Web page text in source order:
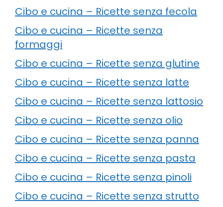
Cibo e cucina – Ricette senza fecola
Cibo e cucina – Ricette senza
formaggi
Cibo e cucina – Ricette senza glutine
Cibo e cucina – Ricette senza latte
Cibo e cucina – Ricette senza lattosio
Cibo e cucina – Ricette senza olio
Cibo e cucina – Ricette senza panna
Cibo e cucina – Ricette senza pasta
Cibo e cucina – Ricette senza pinoli
Cibo e cucina – Ricette senza strutto